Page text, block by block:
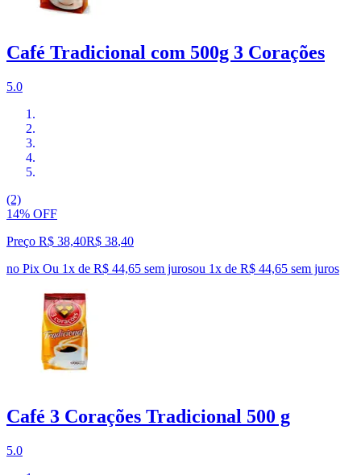
Café Tradicional com 500g 3 Corações
5.0
(2)
14% OFF
Preço R$ 38,40R$ 38,40
no Pix Ou 1x de R$ 44,65 sem jurosou 1x de R$ 44,65 sem juros
Café 3 Corações Tradicional 500 g
5.0